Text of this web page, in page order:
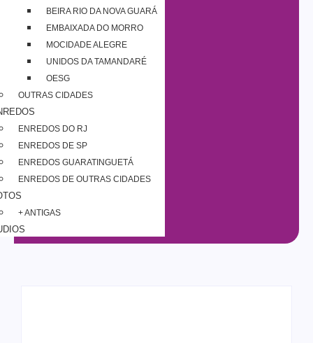
BEIRA RIO DA NOVA GUARÁ
EMBAIXADA DO MORRO
MOCIDADE ALEGRE
UNIDOS DA TAMANDARÉ
OESG
OUTRAS CIDADES
ENREDOS DO RJ
ENREDOS DE SP
ENREDOS GUARATINGUETÁ
ENREDOS DE OUTRAS CIDADES
+ ANTIGAS